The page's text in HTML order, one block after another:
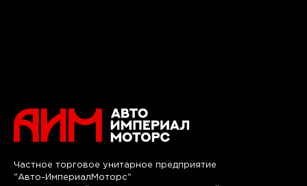
Частное торговое унитарное предприятие
"Авто-ИмпериалМоторс"